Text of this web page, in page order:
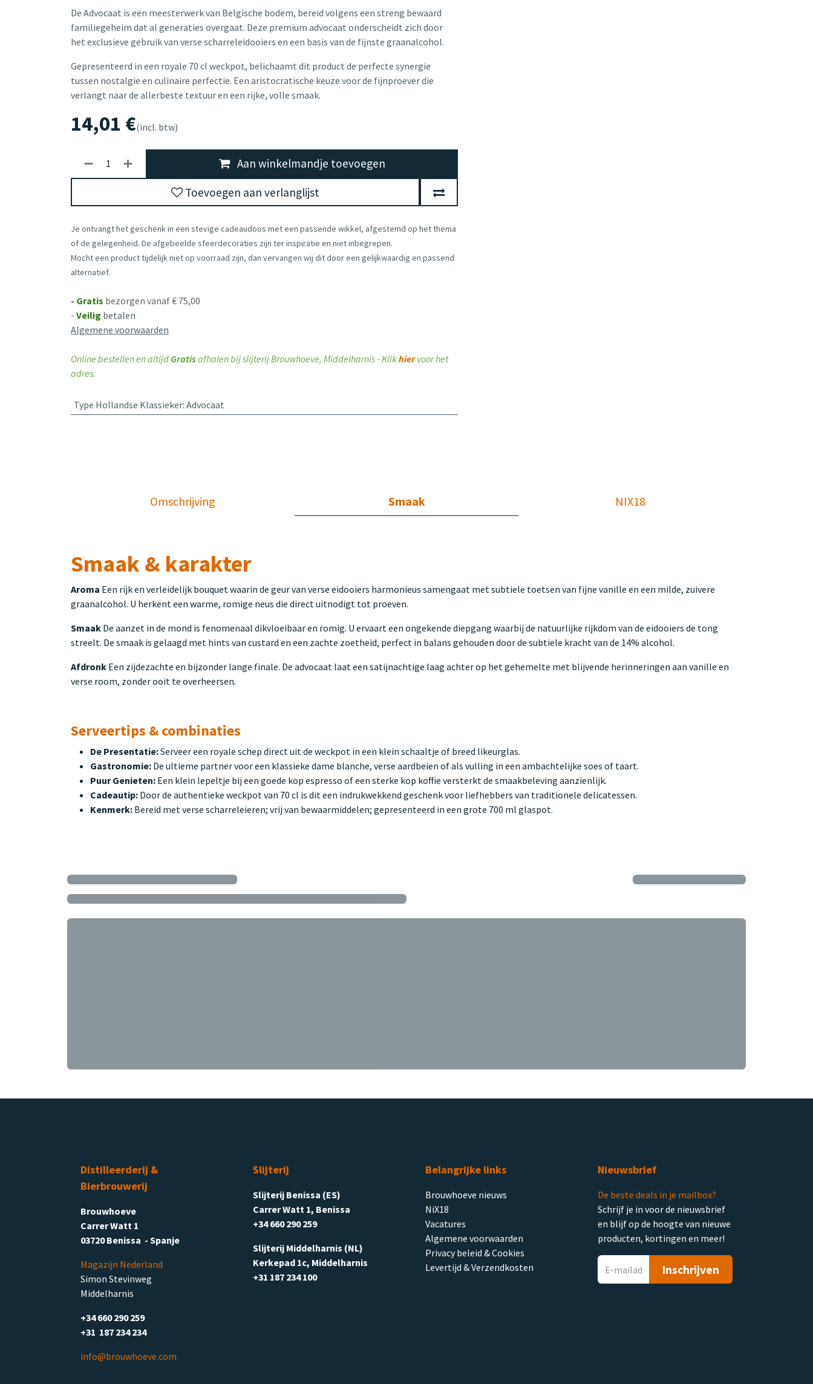
De Advocaat is een meesterwerk van Belgische bodem, bereid volgens een streng bewaard
familiegeheim dat al generaties overgaat. Deze premium advocaat onderscheidt zich door
het exclusieve gebruik van verse scharreleidooiers en een basis van de fijnste graanalcohol.
Gepresenteerd in een royale 70 cl weckpot, belichaamt dit product de perfecte synergie
tussen nostalgie en culinaire perfectie. Een aristocratische keuze voor de fijnproever die
verlangt naar de allerbeste textuur en een rijke, volle smaak.
14,01 €(incl. btw)
Aan winkelmandje toevoegen
Toevoegen aan verlanglijst
Je ontvangt het geschenk in een stevige cadeaudoos met een passende wikkel, afgestemd op het thema
of de gelegenheid. De afgebeelde sfeerdecoraties zijn ter inspiratie en niet inbegrepen.
Mocht een product tijdelijk niet op voorraad zijn, dan vervangen wij dit door een gelijkwaardig en passend
alternatief.
- Gratis bezorgen vanaf € 75,00
- Veilig betalen
Algemene voorwaarden
Online bestellen en altijd Gratisafhalen bij slijterij Brouwhoeve, Middelharnis - Klikhiervoor het
adres.
Type Hollandse Klassieker: Advocaat
Omschrijving Smaak NIX18
Smaak & karakter
Aroma Een rijk en verleidelijk bouquet waarin de geur van verse eidooiers harmonieus samengaat met subtiele toetsen van fijne vanille en een milde, zuivere
graanalcohol. U herkent een warme, romige neus die direct uitnodigt tot proeven.
Smaak De aanzet in de mond is fenomenaal dikvloeibaar en romig. U ervaart een ongekende diepgang waarbij de natuurlijke rijkdom van de eidooiers de tong
streelt. De smaak is gelaagd met hints van custard en een zachte zoetheid, perfect in balans gehouden door de subtiele kracht van de 14% alcohol.
Afdronk Een zijdezachte en bijzonder lange finale. De advocaat laat een satijnachtige laag achter op het gehemelte met blijvende herinneringen aan vanille en
verse room, zonder ooit te overheersen.
Serveertips & combinaties
De Presentatie:Serveer een royale schep direct uit de weckpot in een klein schaaltje of breed likeurglas.
Gastronomie: De ultieme partner voor een klassieke dame blanche, verse aardbeien of als vulling in een ambachtelijke soes of taart.
Puur Genieten: Een klein lepeltje bij een goede kop espresso of een sterke kop koffie versterkt de smaakbeleving aanzienlijk.
Cadeautip: Door de authentieke weckpot van 70 cl is dit een indrukwekkend geschenk voor liefhebbers van traditionele delicatessen.
Kenmerk: Bereid met verse scharreleieren; vrij van bewaarmiddelen; gepresenteerd in een grote 700 ml glaspot.
Distilleerderij &
Bierbrouwerij
Brouwhoeve
Carrer Watt 1
03720 Benissa - Spanje
Magazijn Nederland
Simon Stevinweg
Middelharnis
+34 660 290 259
+31 187 234 234
info@brouwhoeve.com
Slijterij
Slijterij Benissa (ES)
Carrer Watt 1, Benissa
+34 660 290 259
Slijterij Middelharnis (NL)
Kerkepad 1c, Middelharnis
+31 187 234 100
Belangrijke links
Brouwhoeve nieuws
NiX18
Vacatures
Algemene voorwaarden
Privacy beleid & Cookies
Levertijd & Verzendkosten
Nieuwsbrief
De beste deals in je mailbox?
Schrijf je in voor de nieuwsbrief
en blijf op de hoogte van nieuwe
producten, kortingen en meer!
Inschrijven